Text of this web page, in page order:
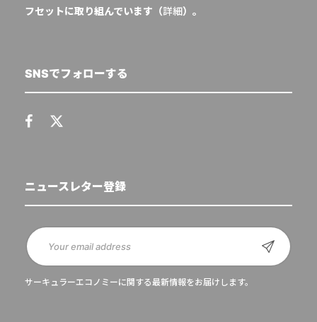
フセットに取り組んでいます（詳細）。
SNSでフォローする
ニュースレター登録
サーキュラーエコノミーに関する最新情報をお届けします。